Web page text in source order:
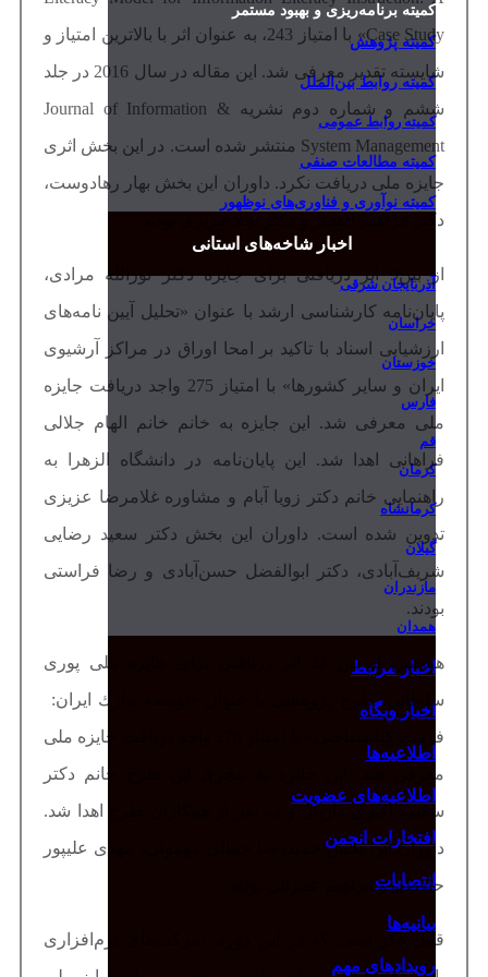
کمیته برنامه‌ریزی و بهبود مستمر
کمیته پژوهش
کمیته روابط بین‌الملل
کمیته روابط عمومی
کمیته مطالعات صنفی
کمیته نوآوری و فناوری‌های نوظهور
اخبار شاخه‌های استانی
آذربایجان شرقی
خراسان
خوزستان
فارس
قم
کرمان
کرمانشاه
گیلان
مازندران
همدان
اخبار مرتبط
اخبار وبگاه
اطلاعیه‌ها
اطلاعیه‌های عضویت
افتخارات انجمن
انتصابات
بیانیه‌ها
رویدادهای مهم
Case Study» با امتیاز 243، به عنوان اثر با بالاترین امتیاز و
شایسته تقدیر معرفی شد. این مقاله در سال 2016 در جلد
ششم و شماره دوم نشریه Journal of Information &
System Management منتشر شده است. در این بخش اثری
جایزه ملی دریافت نکرد. داوران این بخش بهار رهادوست،
دکتر ابراهیم افشار و دکتر نجلا حریری بودند.
از بین9 اثر دریافتی برای جایزه دکتر نورالله مرادی،
پایان‌نامه کارشناسی ارشد با عنوان «تحلیل آیین نامه‌های
ارزشیابی اسناد با تاکید بر امحا اوراق در مراکز آرشیوی
ایران و سایر کشورها» با امتیاز 275 واجد دریافت جایزه
ملی معرفی شد. این جایزه به خانم خانم الهام جلالی
فراهانی اهدا شد. این پایان‌نامه در دانشگاه الزهرا به
راهنمایی خانم دکتر زویا آبام و مشاوره غلامرضا عزیزی
تدوین شده است. داوران این بخش دکتر سعید رضایی
شریف‌آبادی، دکتر ابوالفضل حسن‌آبادی و رضا فراستی
بودند.
همچنین از بین 22 اثر دریافتی برای جایزه ملی پوری
سلطانی، طرح پژوهشی با عنوان «ﺗﻮﺳﻌﻪ ﻣﺎرك اﯾﺮان:
ﻓﺮﻣﺖ ﮐﺘﺎﺑﺸﻨﺎﺧﺘﯽ» با امتیاز 276 واجد دریافت جایزه ملی
معرفی شد. این جایزه به مجری این طرح خانم دکتر
سعیده اکبری داریان و ده نفر از همکاران طرح اهدا شد.
داوران این بخش حمیدرضا جمالی مهموئی، مهدی علیپور
حافظی و ابراهیم عمرانی بودند.
قابل ذکر است که در این دوره، شرکت‌های‌ نرم‌افزاری